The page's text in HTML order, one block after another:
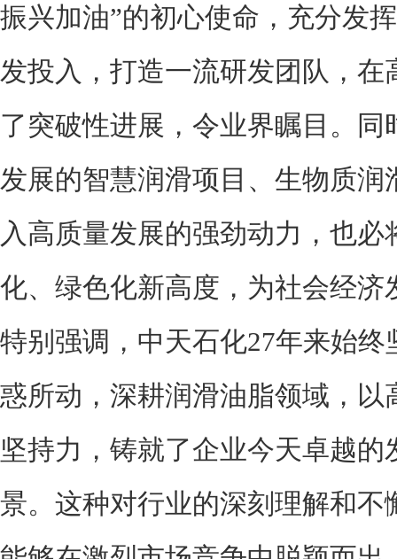
振兴加油”的初心使命，充分发
发投入，打造一流研发团队，在
了突破性进展，令业界瞩目。
发展的智慧润滑项目、生物质润
入高质量发展的强劲动力，也
化、绿色化新高度，为社会经济
特别强调，中天石化27年来始
惑所动，深耕润滑油脂领域，以
坚持力，铸就了企业今天卓越的
景。这种对行业的深刻理解和不